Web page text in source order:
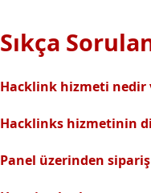
Sıkça
Hacklink hizmeti nedir
backlinklerle sitenizin
sıralamalarınız hızlıca
Hacklinks hizmetinin
riski olmadan, en
Profesyonel ekibimizle
Panel üzerinden
Hacklinks paneli